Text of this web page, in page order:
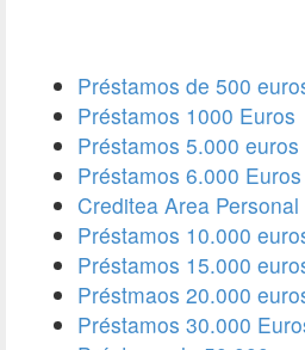
Préstamos de 500
Préstamos 1000 Euros
Préstamos 5.000 euros
Préstamos 6.000 Euros
Creditea Area
Préstamos 10.000
Préstamos 15.000
Préstmaos 20.000
Préstamos 30.000